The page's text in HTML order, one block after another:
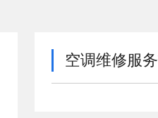
空调维修服